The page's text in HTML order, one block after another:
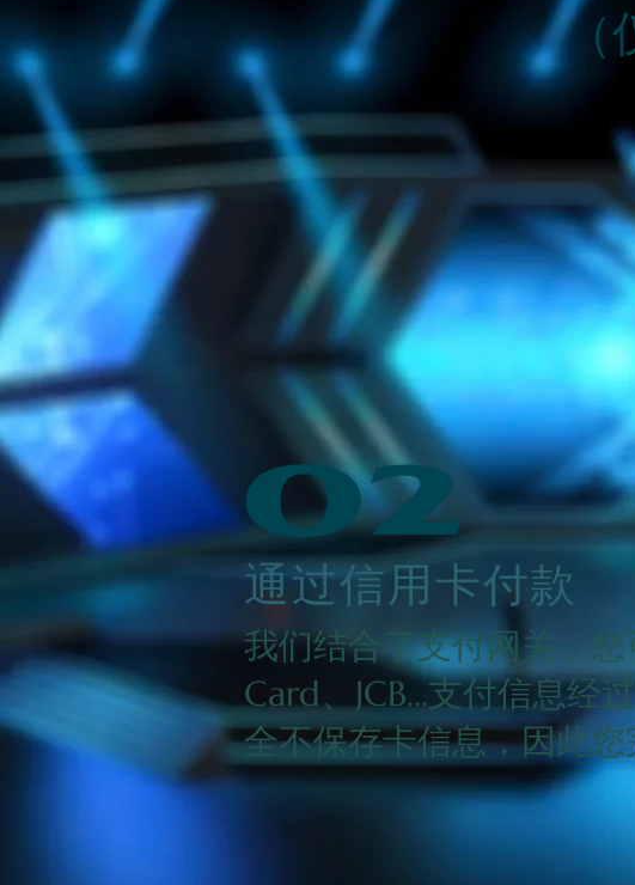
（
02
通过信用卡付款
我们结合了支付网关，
Card、JCB...支付信息经
全不保存卡信息，因此您